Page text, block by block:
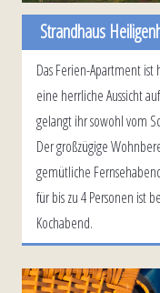
Strandhaus
Das Ferien-Apartment
eine herrliche Aussicht
gelangt ihr sowohl vom
Der großzügige
gemütliche
für bis zu 4 Personen ist
Kochabend.